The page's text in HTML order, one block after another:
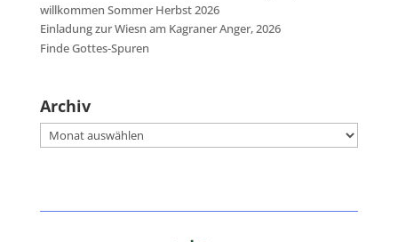
willkommen Sommer Herbst 2026
Einladung zur Wiesn am Kagraner Anger, 2026
Finde Gottes-Spuren
Archiv
Archiv